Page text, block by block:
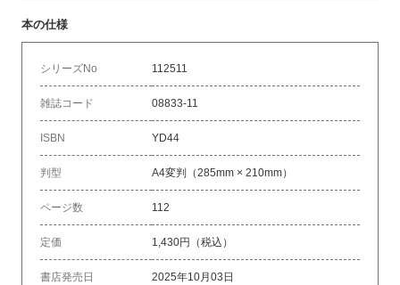
本の仕様
シリーズNo 112511
雑誌コード 08833-11
ISBN YD44
判型 A4変判（285mm × 210mm）
ページ数 112
定価 1,430円（税込）
書店発売日 2025年10月03日